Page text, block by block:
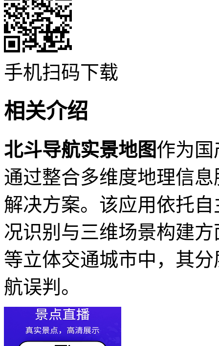
手机扫码下载
相关介绍
北斗导航实景地图作为
通过整合多维度地理信
解决方案。该应用依托
况识别与三维场景构建
等立体交通城市中，其
航误判。